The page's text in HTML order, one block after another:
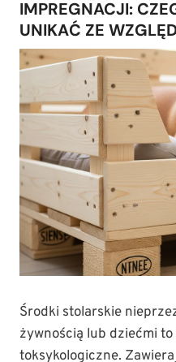
IMPREGNACJI:
UNIKAĆ ZE
Środki stolarskie
żywnością lub dziećmi
toksykologiczne.